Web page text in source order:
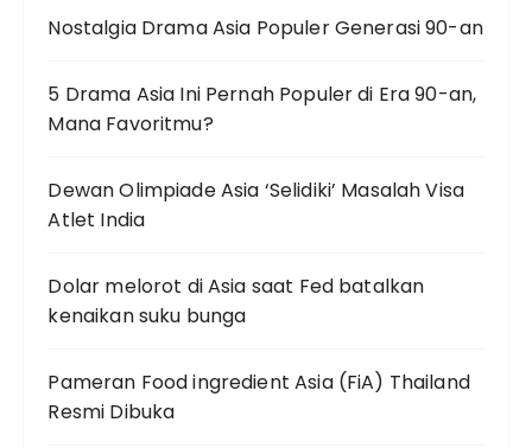
Nostalgia Drama Asia Populer Generasi 90-an
5 Drama Asia Ini Pernah Populer di Era 90-an,
Mana Favoritmu?
Dewan Olimpiade Asia ‘Selidiki’ Masalah Visa
Atlet India
Dolar melorot di Asia saat Fed batalkan
kenaikan suku bunga
Pameran Food ingredient Asia (FiA) Thailand
Resmi Dibuka